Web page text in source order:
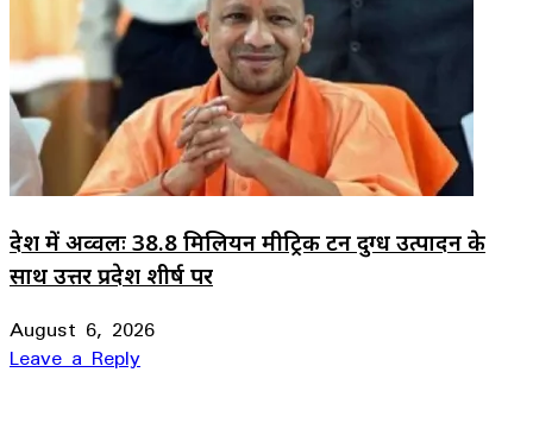
देश में अव्वलः 38.8 मिलियन मीट्रिक टन दुग्ध उत्पादन के
साथ उत्तर प्रदेश शीर्ष पर
August 6, 2026
Leave a Reply